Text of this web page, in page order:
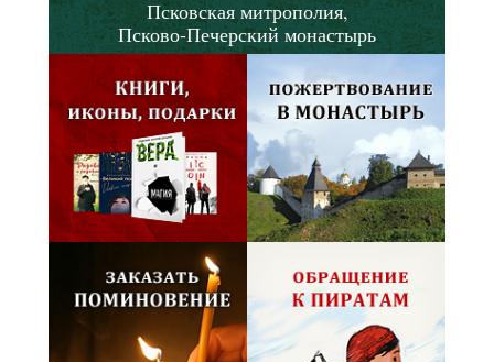
Псковская митрополия,
Псково-Печерский монастырь